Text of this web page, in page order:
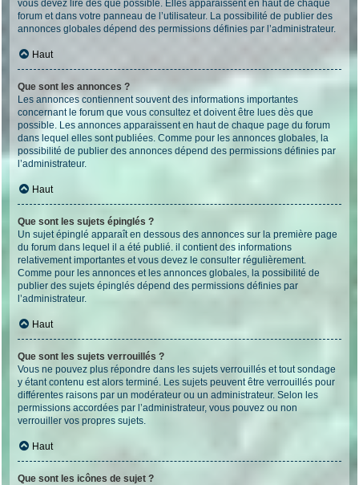
vous devez lire dès que possible. Elles apparaissent en haut de chaque
forum et dans votre panneau de l’utilisateur. La possibilité de publier des
annonces globales dépend des permissions définies par l’administrateur.
Haut
Que sont les annonces ?
Les annonces contiennent souvent des informations importantes
concernant le forum que vous consultez et doivent être lues dès que
possible. Les annonces apparaissent en haut de chaque page du forum
dans lequel elles sont publiées. Comme pour les annonces globales, la
possibilité de publier des annonces dépend des permissions définies par
l’administrateur.
Haut
Que sont les sujets épinglés ?
Un sujet épinglé apparaît en dessous des annonces sur la première page
du forum dans lequel il a été publié. il contient des informations
relativement importantes et vous devez le consulter régulièrement.
Comme pour les annonces et les annonces globales, la possibilité de
publier des sujets épinglés dépend des permissions définies par
l’administrateur.
Haut
Que sont les sujets verrouillés ?
Vous ne pouvez plus répondre dans les sujets verrouillés et tout sondage
y étant contenu est alors terminé. Les sujets peuvent être verrouillés pour
différentes raisons par un modérateur ou un administrateur. Selon les
permissions accordées par l’administrateur, vous pouvez ou non
verrouiller vos propres sujets.
Haut
Que sont les icônes de sujet ?